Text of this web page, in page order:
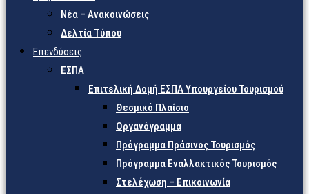
Νέα – Ανακοινώσεις
Δελτία Τύπου
Επενδύσεις
ΕΣΠΑ
Επιτελική Δομή ΕΣΠΑ Υπουργείου Τουρισμού
Θεσμικό Πλαίσιο
Οργανόγραμμα
Πρόγραμμα Πράσινος Τουρισμός
Πρόγραμμα Εναλλακτικός Τουρισμός
Στελέχωση – Επικοινωνία